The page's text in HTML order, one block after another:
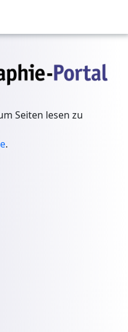
Seiten lesen zu
.